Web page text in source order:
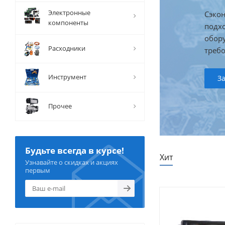
В
Хит
Электронные
компоненты
Расходники
Инструмент
Прочее
Будьте всегда в курсе!
Узнавайте о скидках и акциях
первым